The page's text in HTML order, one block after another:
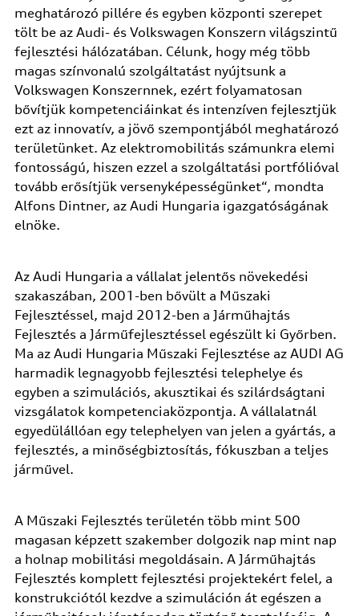
meghatározó pillére és egyben központi szerepet
tölt be az Audi- és Volkswagen Konszern világszintű
fejlesztési hálózatában. Célunk, hogy még több
magas színvonalú szolgáltatást nyújtsunk a
Volkswagen Konszernnek, ezért folyamatosan
bővítjük kompetenciáinkat és intenzíven fejlesztjük
ezt az innovatív, a jövő szempontjából meghatározó
területünket. Az elektromobilitás számunkra elemi
fontosságú, hiszen ezzel a szolgáltatási portfólióval
tovább erősítjük versenyképességünket“, mondta
Alfons Dintner, az Audi Hungaria igazgatóságának
elnöke.
Az Audi Hungaria a vállalat jelentős növekedési
szakaszában, 2001-ben bővült a Műszaki
Fejlesztéssel, majd 2012-ben a Járműhajtás
Fejlesztés a Járműfejlesztéssel egészült ki Győrben.
Ma az Audi Hungaria Műszaki Fejlesztése az AUDI AG
harmadik legnagyobb fejlesztési telephelye és
egyben a szimulációs, akusztikai és szilárdságtani
vizsgálatok kompetenciaközpontja. A vállalatnál
egyedülállóan egy telephelyen van jelen a gyártás, a
fejlesztés, a minőségbiztosítás, fókuszban a teljes
járművel.
A Műszaki Fejlesztés területén több mint 500
magasan képzett szakember dolgozik nap mint nap
a holnap mobilitási megoldásain. A Járműhajtás
Fejlesztés komplett fejlesztési projektekért felel, a
konstrukciótól kezdve a szimuláción át egészen a